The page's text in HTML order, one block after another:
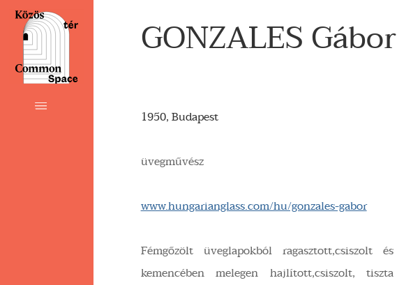
GONZALES Gábor
1950, Budapest
üvegművész
www.hungarianglass.com/hu/gonzales-gabor
Fémgőzölt üveglapokból ragasztott,csiszolt és
kemencében melegen hajlított,csiszolt, tiszta